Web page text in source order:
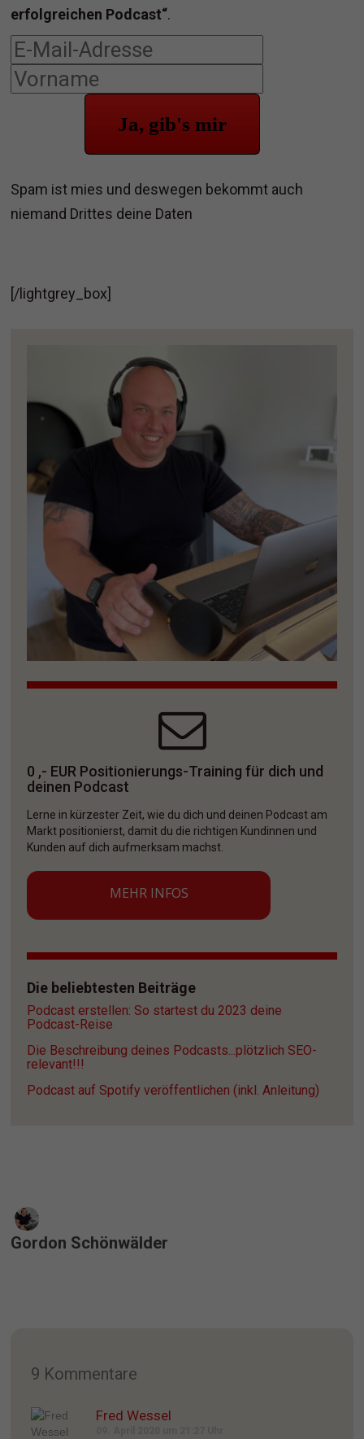
erfolgreichen Podcast“.
Ja, gib's mir
Spam ist mies und deswegen bekommt auch
niemand Drittes deine Daten
[/lightgrey_box]
0 ,- EUR Positionierungs-Training für dich und
deinen Podcast
Lerne in kürzester Zeit, wie du dich und deinen Podcast am
Markt positionierst, damit du die richtigen Kundinnen und
Kunden auf dich aufmerksam machst.
MEHR INFOS
Die beliebtesten Beiträge
Podcast erstellen: So startest du 2023 deine
Podcast-Reise
Die Beschreibung deines Podcasts...plötzlich SEO-
relevant!!!
Podcast auf Spotify veröffentlichen (inkl. Anleitung)
Gordon Schönwälder
9 Kommentare
Fred Wessel